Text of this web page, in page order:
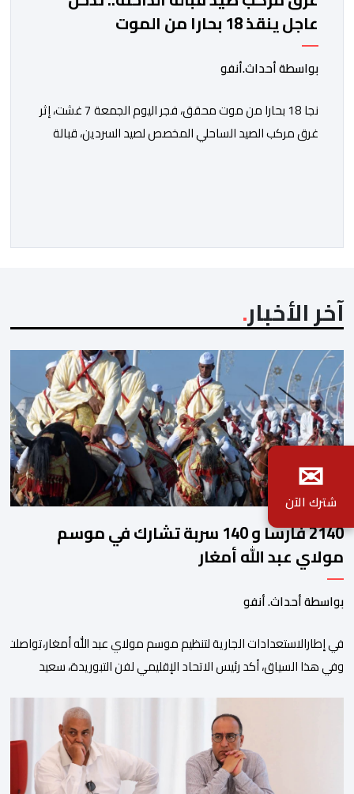
عاجل ينقذ 18 بحارا من الموت
بواسطة أحداث.أنفو
نجا 18 بحارا من موت محقق، فجر اليوم الجمعة 7 غشت، إثر
غرق مركب الصيد الساحلي المخصص لصيد السردين، قبالة
آخر الأخبار
2140 فارسا و 140 سربة تشارك في موسم
مولاي عبد الله أمغار
بواسطة أحداث. أنفو
في إطارالاستعدادات الجارية لتنظيم موسم مولاي عبد الله
وفي هذا السياق، أكد رئيس الاتحاد الإقليمي لفن التبوريدة، سعيد
ولم تخل هذه الدورة من مؤشرات إيجابية على مستوى تنوعالمشاركة،
وتبرز هذه الأرقام الحجم الكبير الذي باتت تعرفه تظاهرةالتبوريدة
ومن المرتقب أن تعرف فعاليات الموسم إقبالا جماهيريا
واسعا،في ظل الشغف الكبير الذي يحظى به فن التبوريدة، باعتبارهأحد
✉
شترك الآن